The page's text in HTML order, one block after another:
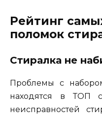
Рейтинг
поломок
Стиралка не
Проблемы с
находятся в ТОП
неисправностей